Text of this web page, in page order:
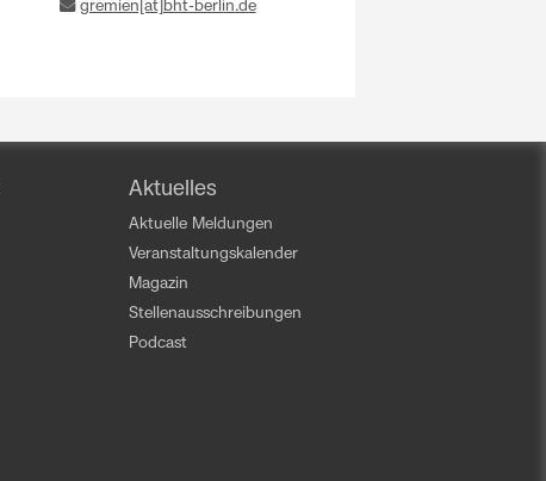
gremien[at]bht-berlin.de
Aktuelles
Aktuelle Meldungen
Veranstaltungskalender
Magazin
Stellenausschreibungen
Podcast